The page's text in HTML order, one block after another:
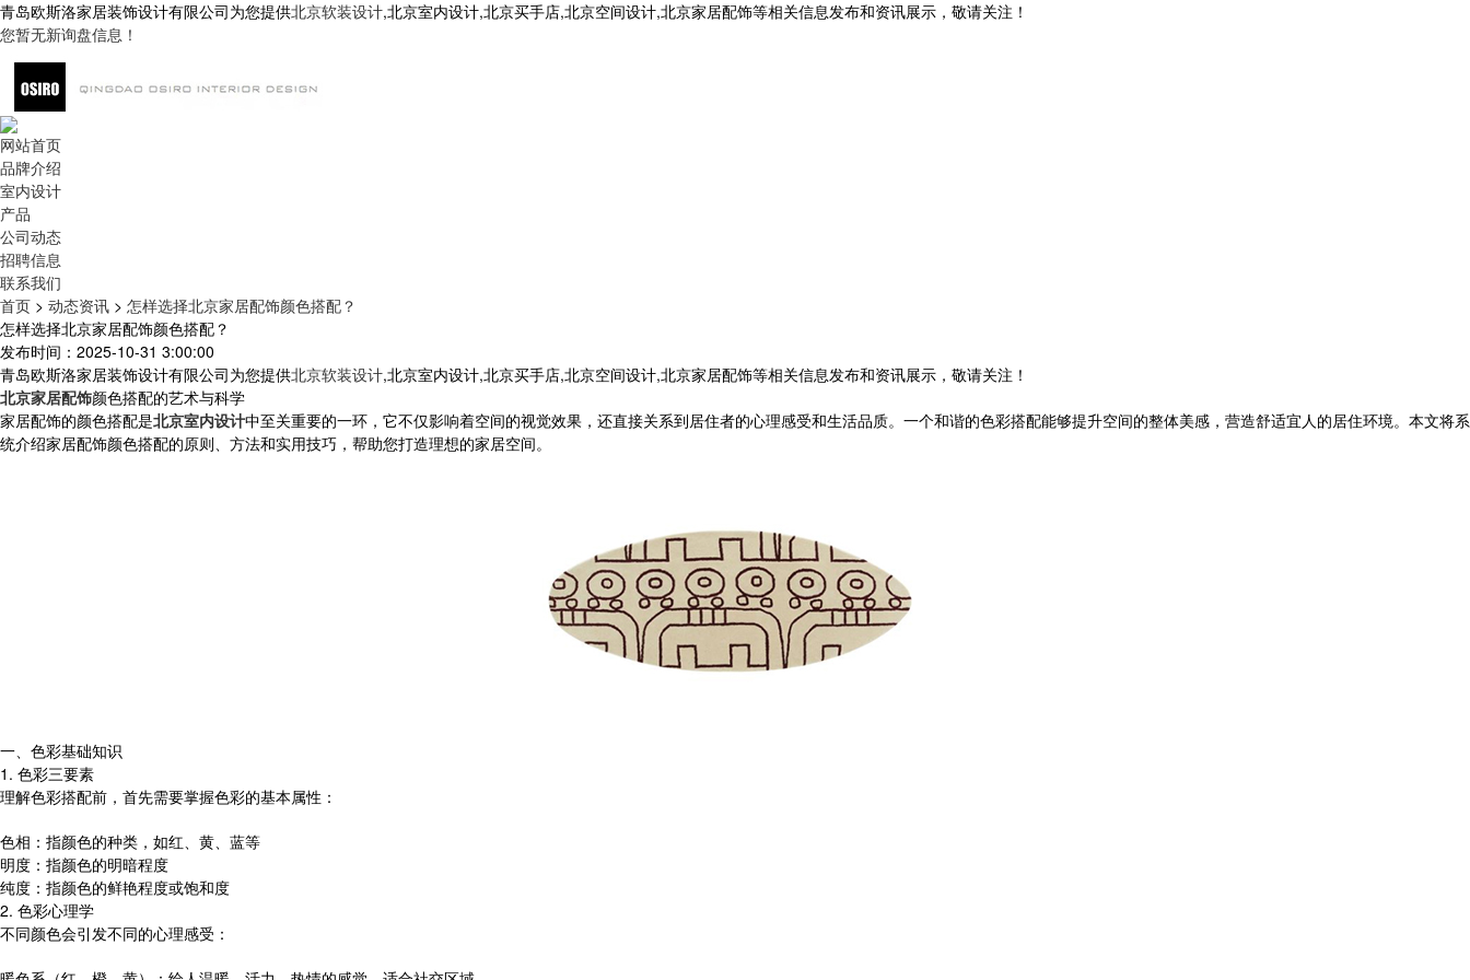
青岛欧斯洛家居装饰设计有限公司为您提供北京软装设计,北京室内设计,北京买手店,北京空间设计,北京家居配饰等相关信息发布和资讯展示，敬请关注！
您暂无新询盘信息！
网站首页
品牌介绍
室内设计
产品
公司动态
招聘信息
联系我们
首页 > 动态资讯 > 怎样选择北京家居配饰颜色搭配？
怎样选择北京家居配饰颜色搭配？
发布时间：2025-10-31 3:00:00
青岛欧斯洛家居装饰设计有限公司为您提供北京软装设计,北京室内设计,北京买手店,北京空间设计,北京家居配饰等相关信息发布和资讯展示，敬请关注！
北京家居配饰颜色搭配的艺术与科学
家居配饰的颜色搭配是北京室内设计中至关重要的一环，它不仅影响着空间的视觉效果，还直接关系到居住者的心理感受和生活品质。一个和谐的色彩搭配能够提升空间的整体美感，营造舒适宜人的居住环境。本文将系
统介绍家居配饰颜色搭配的原则、方法和实用技巧，帮助您打造理想的家居空间。
一、色彩基础知识
1. 色彩三要素
理解色彩搭配前，首先需要掌握色彩的基本属性：
色相：指颜色的种类，如红、黄、蓝等
明度：指颜色的明暗程度
纯度：指颜色的鲜艳程度或饱和度
2. 色彩心理学
不同颜色会引发不同的心理感受：